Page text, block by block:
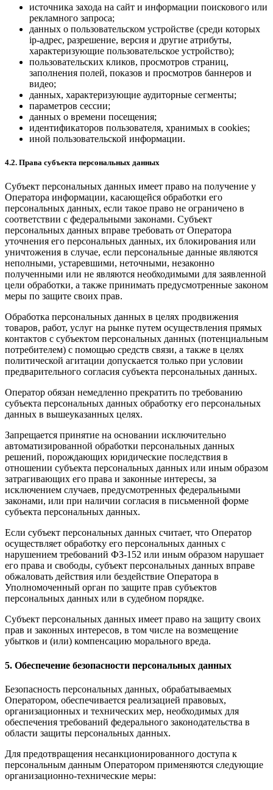
источника захода на сайт и информации поискового или
рекламного запроса;
данных о пользовательском устройстве (среди которых
ip-адрес, разрешение, версия и другие атрибуты,
характеризующие пользовательское устройство);
пользовательских кликов, просмотров страниц,
заполнения полей, показов и просмотров баннеров и
видео;
данных, характеризующие аудиторные сегменты;
параметров сессии;
данных о времени посещения;
идентификаторов пользователя, хранимых в cookies;
иной пользовательской информации.
4.2. Права субъекта персональных данных
Субъект персональных данных имеет право на получение у
Оператора информации, касающейся обработки его
персональных данных, если такое право не ограничено в
соответствии с федеральными законами. Субъект
персональных данных вправе требовать от Оператора
уточнения его персональных данных, их блокирования или
уничтожения в случае, если персональные данные являются
неполными, устаревшими, неточными, незаконно
полученными или не являются необходимыми для заявленной
цели обработки, а также принимать предусмотренные законом
меры по защите своих прав.
Обработка персональных данных в целях продвижения
товаров, работ, услуг на рынке путем осуществления прямых
контактов с субъектом персональных данных (потенциальным
потребителем) с помощью средств связи, а также в целях
политической агитации допускается только при условии
предварительного согласия субъекта персональных данных.
Оператор обязан немедленно прекратить по требованию
субъекта персональных данных обработку его персональных
данных в вышеуказанных целях.
Запрещается принятие на основании исключительно
автоматизированной обработки персональных данных
решений, порождающих юридические последствия в
отношении субъекта персональных данных или иным образом
затрагивающих его права и законные интересы, за
исключением случаев, предусмотренных федеральными
законами, или при наличии согласия в письменной форме
субъекта персональных данных.
Если субъект персональных данных считает, что Оператор
осуществляет обработку его персональных данных с
нарушением требований ФЗ-152 или иным образом нарушает
его права и свободы, субъект персональных данных вправе
обжаловать действия или бездействие Оператора в
Уполномоченный орган по защите прав субъектов
персональных данных или в судебном порядке.
Субъект персональных данных имеет право на защиту своих
прав и законных интересов, в том числе на возмещение
убытков и (или) компенсацию морального вреда.
5. Обеспечение безопасности персональных данных
Безопасность персональных данных, обрабатываемых
Оператором, обеспечивается реализацией правовых,
организационных и технических мер, необходимых для
обеспечения требований федерального законодательства в
области защиты персональных данных.
Для предотвращения несанкционированного доступа к
персональным данным Оператором применяются следующие
организационно-технические меры: